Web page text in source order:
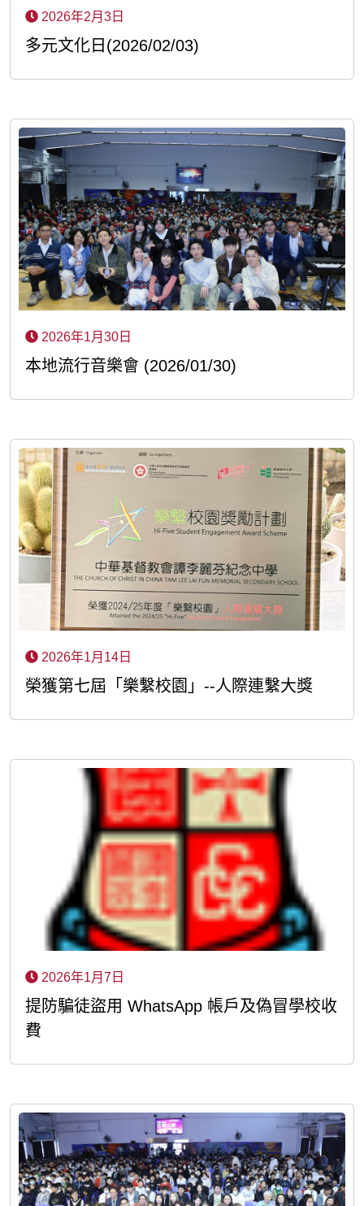
2026年2月3日
多元文化日(2026/02/03)
2026年1月30日
本地流行音樂會 (2026/01/30)
2026年1月14日
榮獲第七屆「樂繫校園」--人際連繫大獎
2026年1月7日
提防騙徒盜用 WhatsApp 帳戶及偽冒學校收
費